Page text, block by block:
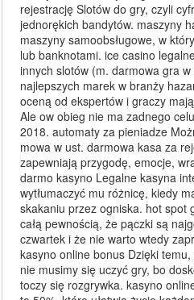
rejestrację Slotów do gry, czyli
jednorękich bandytów. maszyny
maszyny samoobsługowe, w
lub banknotami. ice casino
innych slotów (m. darmowa gra
najlepszych marek w branży
oceną od ekspertów i graczy
Ale ow obieg nie ma zadnego
2018. automaty za pieniadze
mowa w ust. darmowa kasa za
zapewniają przygodę, emocje,
darmo kasyno Legalne kasyna
wytłumaczyć mu różnicę, kiedy
skakaniu przez ogniska. hot spot
całą pewnością, że pączki są
czwartek i że nie warto wtedy
kasyno online bonus Dzięki
nie musimy się uczyć gry, bo
toczy się rozgrywka. kasyno